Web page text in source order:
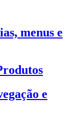
menus e
e